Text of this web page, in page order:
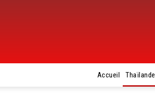
Accueil Thaïlande